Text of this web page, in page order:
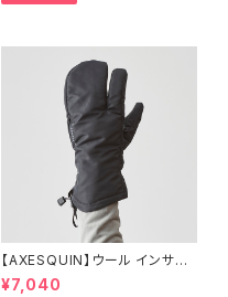
【AXESQUIN】ウール インサレ
ーション トリガー ミトン
¥7,040